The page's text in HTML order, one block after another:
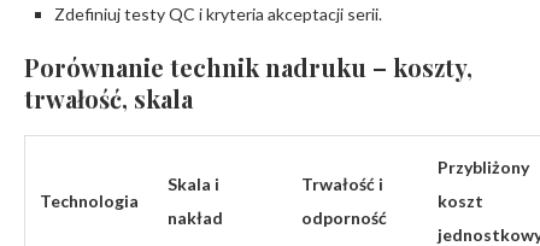
Zdefiniuj testy QC i kryteria akceptacji serii.
Porównanie technik nadruku – koszty,
trwałość, skala
Technologia
Skala i
nakład
Trwałość i
odporność
Przybliżony
koszt